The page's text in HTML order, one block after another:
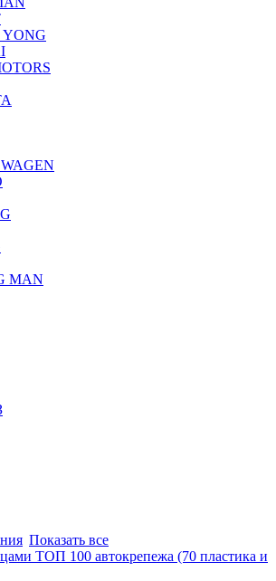
YONG
MAN
Показать все
ТОП 100 автокрепежа (70 пластика и